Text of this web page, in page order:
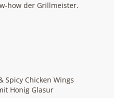
how der Grillmeister.
Spicy Chicken Wings
Honig Glasur